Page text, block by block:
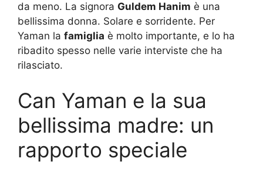
da meno. La signora Guldem Hanim è una
bellissima donna. Solare e sorridente. Per
Yaman la famiglia è molto importante, e lo ha
ribadito spesso nelle varie interviste che ha
rilasciato.
Can Yaman e la sua
bellissima madre: un
rapporto speciale